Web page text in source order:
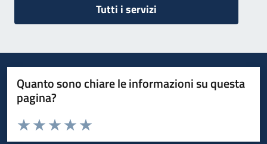
Tutti i servizi
Quanto sono chiare le informazioni su questa
pagina?
Valuta da 1 a 5 stelle la pagina
Valuta 5 stelle su 5
Valuta 4 stelle su 5
Valuta 3 stelle su 5
Valuta 2 stelle su 5
Valuta 1 stelle su 5